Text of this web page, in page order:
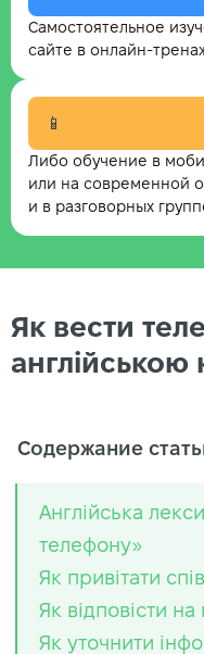
Самостоятельное
сайте в онлайн-
📱
Либо обучение в
или на современной
и в разговорных
Як вести
англійською
Содержание
Англійська
телефону»
Як привітати
Як відповісти
Як уточнити